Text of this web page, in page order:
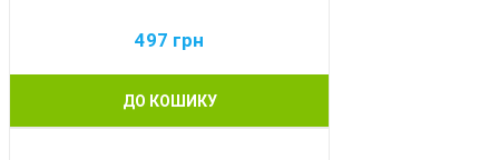
497 грн
ДО КОШИКУ